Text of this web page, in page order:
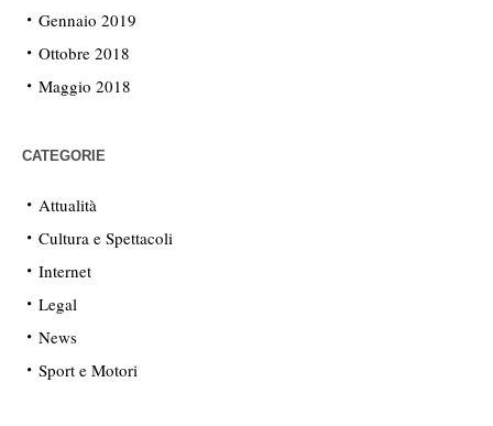
Gennaio 2019
Ottobre 2018
Maggio 2018
CATEGORIE
Attualità
Cultura e Spettacoli
Internet
Legal
News
Sport e Motori